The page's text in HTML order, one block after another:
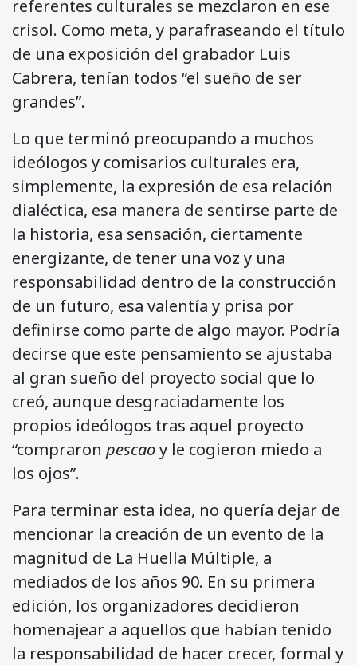
referentes culturales se mezclaron en ese
crisol. Como meta, y parafraseando el título
de una exposición del grabador Luis
Cabrera, tenían todos “el sueño de ser
grandes”.
Lo que terminó preocupando a muchos
ideólogos y comisarios culturales era,
simplemente, la expresión de esa relación
dialéctica, esa manera de sentirse parte de
la historia, esa sensación, ciertamente
energizante, de tener una voz y una
responsabilidad dentro de la construcción
de un futuro, esa valentía y prisa por
definirse como parte de algo mayor. Podría
decirse que este pensamiento se ajustaba
al gran sueño del proyecto social que lo
creó, aunque desgraciadamente los
propios ideólogos tras aquel proyecto
“compraron pescaoy le cogieron miedo a
los ojos”.
Para terminar esta idea, no quería dejar de
mencionar la creación de un evento de la
magnitud de La Huella Múltiple, a
mediados de los años 90. En su primera
edición, los organizadores decidieron
homenajear a aquellos que habían tenido
la responsabilidad de hacer crecer, formal y